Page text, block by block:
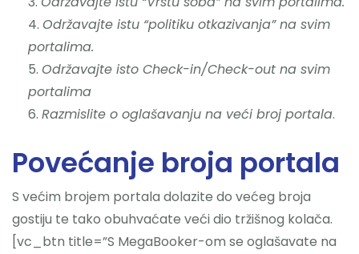
Održavajte istu “politiku otkazivanja” na svim
portalima.
Održavajte isto Check-in/Check-out na svim
portalima
Razmislite o oglašavanju na veći broj portala.
Povećanje broja portala
S većim brojem portala dolazite do većeg broja
gostiju te tako obuhvaćate veći dio tržišnog kolača.
[vc_btn title=”S MegaBooker-om se oglašavate na